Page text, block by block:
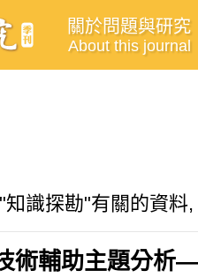
關於問題與研究
About this journal
知識探勘"有關的資料
術輔助主題分析